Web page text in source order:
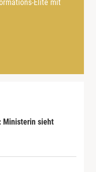
Elite mit
Ministerin sieht